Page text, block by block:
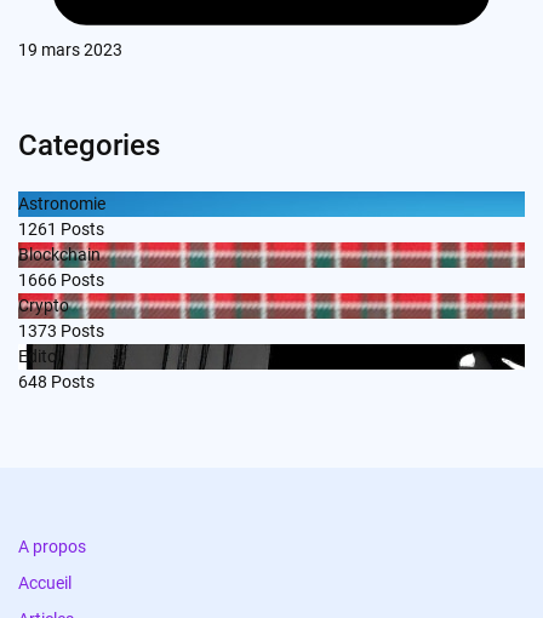
19 mars 2023
Categories
Astronomie
1261 Posts
Blockchain
1666 Posts
Crypto
1373 Posts
Edito
648 Posts
A propos
Accueil